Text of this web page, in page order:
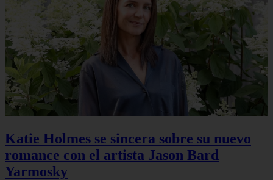
Katie Holmes se sincera sobre su nuevo
romance con el artista Jason Bard
Yarmosky